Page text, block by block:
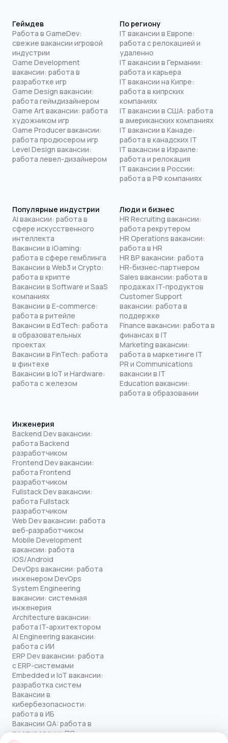
Геймдев
Работа в GameDev:
свежие вакансии игровой
индустрии
Game Development
вакансии: работа в
разработке игр
Game Design вакансии:
работа геймдизайнером
Game Art вакансии: работа
художником игр
Game Producer вакансии:
работа продюсером игр
Level Design вакансии:
работа левел-дизайнером
По региону
IT вакансии в Европе:
работа с релокацией и
удаленно
IT вакансии в Германии:
работа и карьера
IT вакансии на Кипре:
работа в кипрских
компаниях
IT вакансии в США: работа
в американских компаниях
IT вакансии в Канаде:
работа в канадских IT
IT вакансии в Израиле:
работа и релокация
IT вакансии в России:
работа в РФ компаниях
Популярные индустрии
AI вакансии: работа в
сфере искусственного
интеллекта
Вакансии в iGaming:
работа в сфере гемблинга
Вакансии в Web3 и Crypto:
работа в крипте
Вакансии в Software и SaaS
компаниях
Вакансии в E-commerce:
работа в ритейле
Вакансии в EdTech: работа
в образовательных
проектах
Вакансии в FinTech: работа
в финтехе
Вакансии в IoT и Hardware:
работа с железом
Люди и бизнес
HR Recruiting вакансии:
работа рекрутером
HR Operations вакансии:
работа в HR
HR BP вакансии: работа
HR-бизнес-партнером
Sales вакансии: работа в
продажах IT-продуктов
Customer Support
вакансии: работа в
поддержке
Finance вакансии: работа в
финансах в IT
Marketing вакансии:
работа в маркетинге IT
PR и Communications
вакансии в IT
Education вакансии:
работа в образовании
Инженерия
Backend Dev вакансии:
работа Backend
разработчиком
Frontend Dev вакансии:
работа Frontend
разработчиком
Fullstack Dev вакансии:
работа Fullstack
разработчиком
Web Dev вакансии: работа
веб-разработчиком
Mobile Development
вакансии: работа
iOS/Android
DevOps вакансии: работа
инженером DevOps
System Engineering
вакансии: системная
инженерия
Architecture вакансии:
работа IT-архитектором
AI Engineering вакансии:
работа с ИИ
ERP Dev вакансии: работа
с ERP-системами
Embedded и IoT вакансии:
разработка систем
Вакансии в
кибербезопасности:
работа в ИБ
Вакансии QA: работа в
тестировании ПО